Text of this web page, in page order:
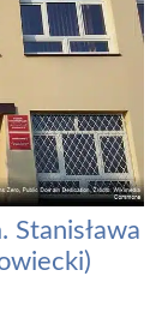
Stanisława